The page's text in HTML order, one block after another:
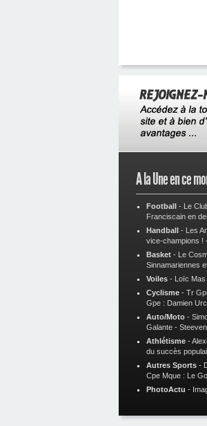
A la Une en ce
Football - Le
Franciscain en
Handball - Les
vice-champions !
Basket - Le
Sinnamariennes
Voiles - Loïc Mas
Cyclisme - Tr
Gpe : Damien
Auto/Moto -
Galante -
Athlétisme -
du succès
Autres Sports -
Cpe Mque : Le
PhotoActu -